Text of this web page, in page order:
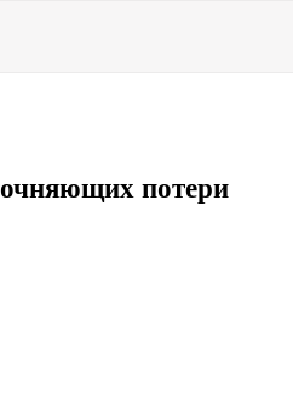
потери